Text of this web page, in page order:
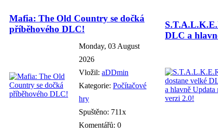
Mafia: The Old Country se dočká
příběhového DLC!
Monday, 03 August
2026
Vložil: aDDmin
Kategorie: Počítačové
hry
Spuštěno: 711x
Komentářů: 0
DLC a